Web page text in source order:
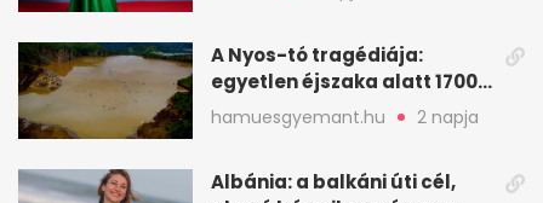
A Nyos-tó tragédiája:
egyetlen éjszaka alatt 1700
ember halt meg
hamuesgyemant.hu 2 napja
Albánia: a balkáni úti cél,